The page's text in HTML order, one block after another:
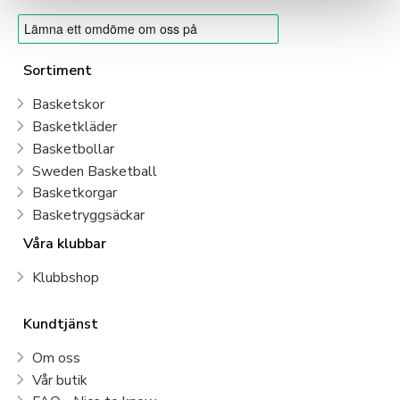
Sortiment
Basketskor
Basketkläder
Basketbollar
Sweden Basketball
Basketkorgar
Basketryggsäckar
Våra klubbar
Klubbshop
Kundtjänst
Om oss
Vår butik